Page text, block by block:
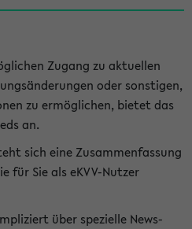
Zugang zu aktuellen
oder sonstigen,
zu ermöglichen, bietet das
an.
sich eine Zusammenfassung
für Sie als eKVV-Nutzer
über spezielle News-